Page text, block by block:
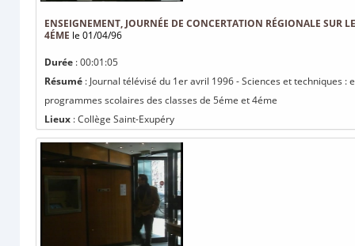
ENSEIGNEMENT, JOURNÉE DE CONCERTATION RÉGIONALE SUR
4ÉME le 01/04/96
Durée : 00:01:05
Résumé : Journal télévisé du 1er avril 1996 - Sciences et techniques
programmes scolaires des classes de 5éme et 4éme
Lieux : Collège Saint-Exupéry